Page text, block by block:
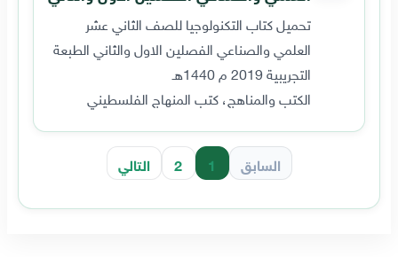
تحميل كتاب التكنولوجيا للصف الثاني عشر
العلمي والصناعي الفصلين الاول والثاني الطبعة
التجريبية 2019 م 1440هـ
الكتب والمناهج، كتب المنهاج الفلسطيني
السابق 1
2 التالي